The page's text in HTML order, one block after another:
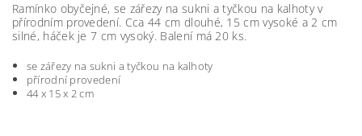
Ramínko obyčejné, se zářezy na sukni a tyčkou na kalhoty v
přírodním provedení. Cca 44 cm dlouhé, 15 cm vysoké a 2 cm
silné, háček je 7 cm vysoký. Balení má 20 ks.
se zářezy na sukni a tyčkou na kalhoty
přírodní provedení
44 x 15 x 2 cm